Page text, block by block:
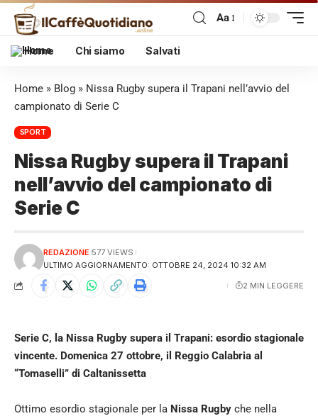
Aa
Home Chi siamo Salvati
Home » Blog » Nissa Rugby supera il Trapani nell’avvio del
campionato di Serie C
SPORT
Nissa Rugby supera il Trapani
nell’avvio del campionato di
Serie C
ULTIMO AGGIORNAMENTO: OTTOBRE 24, 2024 10:32 AM
REDAZIONE 577 VIEWS
2 MIN LEGGERE
Serie C, la Nissa Rugby supera il Trapani: esordio stagionale
vincente. Domenica 27 ottobre, il Reggio Calabria al
“Tomaselli” di Caltanissetta
Ottimo esordio stagionale per la Nissa Rugby che nella